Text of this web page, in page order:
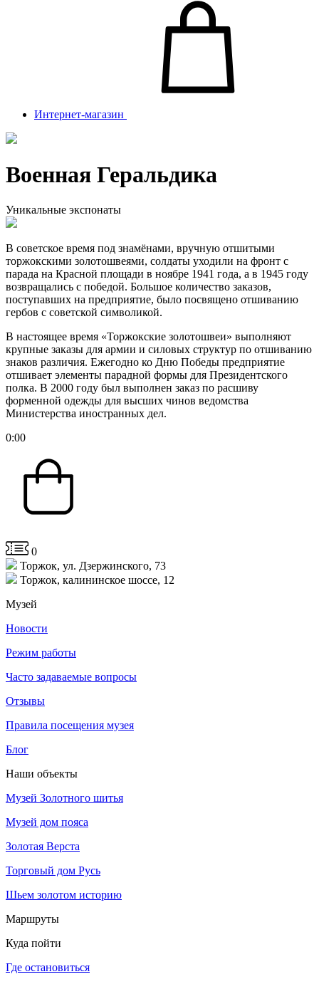
Интернет-магазин
Военная Геральдика
Уникальные экспонаты
В советское время под знамёнами, вручную отшитыми
торжокскими золотошвеями, солдаты уходили на фронт с
парада на Красной площади в ноябре 1941 года, а в 1945 году
возвращались с победой. Большое количество заказов,
поступавших на предприятие, было посвящено отшиванию
гербов с советской символикой.
В настоящее время «Торжокские золотошвеи» выполняют
крупные заказы для армии и силовых структур по отшиванию
знаков различия. Ежегодно ко Дню Победы предприятие
отшивает элементы парадной формы для Президентского
полка. В 2000 году был выполнен заказ по расшиву
форменной одежды для высших чинов ведомства
Министерства иностранных дел.
0:00
0
Торжок, ул. Дзержинского, 73
Торжок, калининское шоссе, 12
Музей
Новости
Режим работы
Часто задаваемые вопросы
Отзывы
Правила посещения музея
Блог
Наши объекты
Музей Золотного шитья
Музей дом пояса
Золотая Верста
Торговый дом Русь
Шьем золотом историю
Маршруты
Куда пойти
Где остановиться